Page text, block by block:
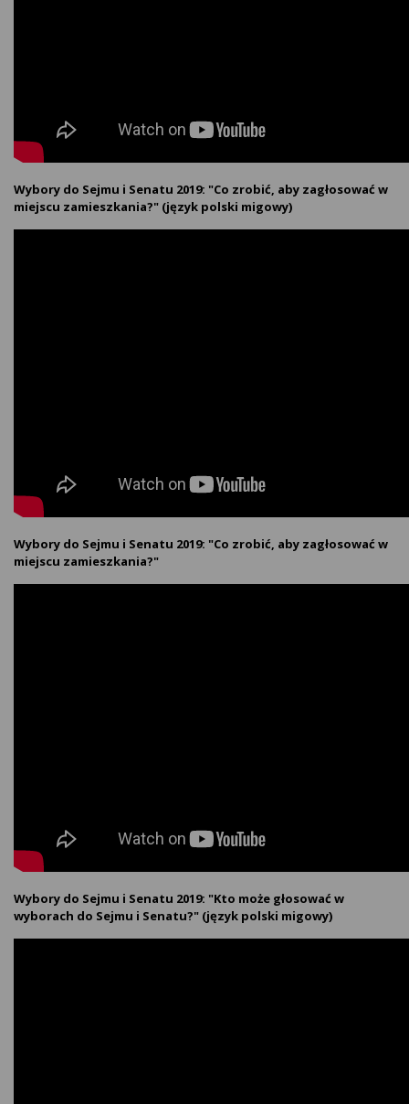
Wybory do Sejmu i Senatu 2019: "Co zrobić, aby zagłosować w
miejscu zamieszkania?" (język polski migowy)
Wybory do Sejmu i Senatu 2019: "Co zrobić, aby zagłosować w
miejscu zamieszkania?"
Wybory do Sejmu i Senatu 2019: "Kto może głosować w
wyborach do Sejmu i Senatu?" (język polski migowy)